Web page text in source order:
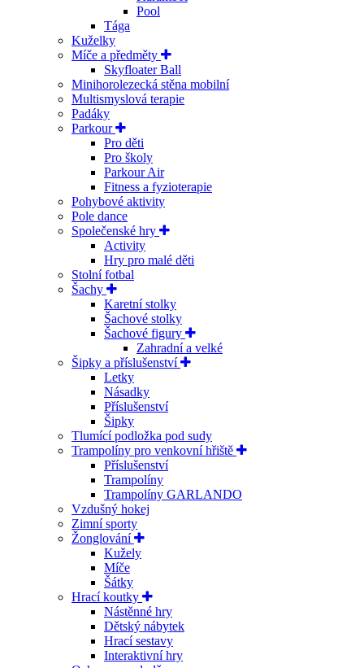
Pool
Tága
Kuželky
Míče a předměty
Skyfloater Ball
Minihorolezecká stěna mobilní
Multismyslová terapie
Padáky
Parkour
Pro děti
Pro školy
Parkour Air
Fitness a fyzioterapie
Pohybové aktivity
Pole dance
Společenské hry
Activity
Hry pro malé děti
Stolní fotbal
Šachy
Karetní stolky
Šachové stolky
Šachové figury
Zahradní a velké
Šipky a příslušenství
Letky
Násadky
Příslušenství
Šipky
Tlumící podložka pod sudy
Trampolíny pro venkovní hřiště
Příslušenství
Trampolíny
Trampolíny GARLANDO
Vzdušný hokej
Zimní sporty
Žonglování
Kužely
Míče
Šátky
Hrací koutky
Nástěnné hry
Dětský nábytek
Hrací sestavy
Interaktivní hry